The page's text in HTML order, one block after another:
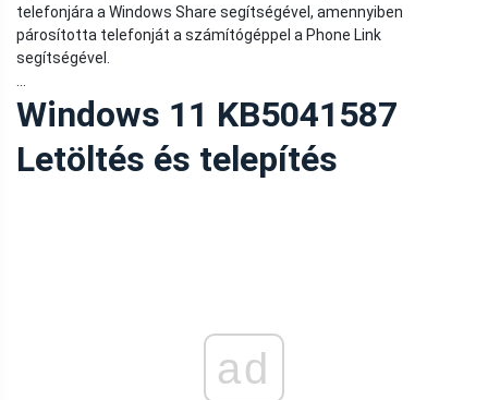
telefonjára a Windows Share segítségével, amennyiben
párosította telefonját a számítógéppel a Phone Link
segítségével.
Windows 11 KB5041587
Letöltés és telepítés
ad